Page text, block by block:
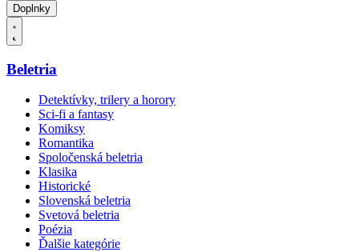
Doplnky
Beletria
Detektívky, trilery a horory
Sci-fi a fantasy
Komiksy
Romantika
Spoločenská beletria
Klasika
Historické
Slovenská beletria
Svetová beletria
Poézia
Ďalšie kategórie